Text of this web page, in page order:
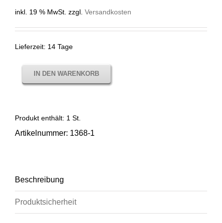
inkl. 19 % MwSt. zzgl. Versandkosten
Lieferzeit: 14 Tage
IN DEN WARENKORB
Produkt enthält: 1 St.
Artikelnummer: 1368-1
Beschreibung
Produktsicherheit